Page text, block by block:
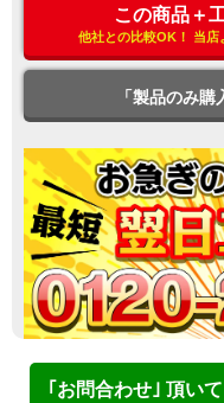
この商品＋
他社との比較OK！ 当店
「製品のみ
｢お問合わせ｣ 頂いて